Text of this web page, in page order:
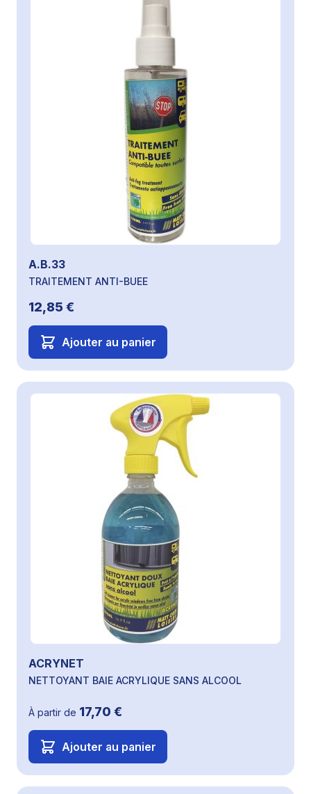
A.B.33
TRAITEMENT ANTI-BUEE
12,85 €
Ajouter au panier
ACRYNET
NETTOYANT BAIE ACRYLIQUE SANS ALCOOL
À partir de 17,70 €
Ajouter au panier